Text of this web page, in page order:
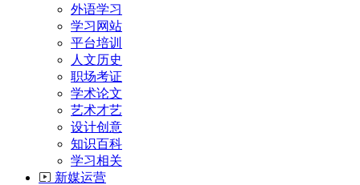
外语学习
学习网站
平台培训
人文历史
职场考证
学术论文
艺术才艺
设计创意
知识百科
学习相关
新媒运营